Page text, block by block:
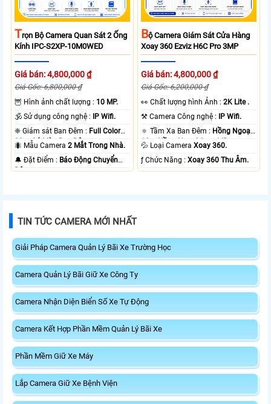
TRọn Bộ Camera Quan Sát 2 Ống
Kính IPC-S2XP-10M0WED
Giá bán: 4,800,000 ₫
Giá Gốc: 6,800,000 ₫
🦉 Hình ảnh chất lượng : 10 MP.
🕉️ Sử dụng công nghệ : IP Wifi.
❈ Giám sát Ban Đêm : Full Color
20m Có Màu Ban Ðêm.
🐜 Mẫu Camera2 Mắt Trong Nhà.
️🔔 Đặt Điểm : Báo Động Chuyển
Động.
BỘ Camera Giám Sát Cửa Hàng
Xoay 360 Ezviz H6C Pro 3MP
Giá bán: 4,800,000 ₫
Giá Gốc: 6,200,000 ₫
️👀 Chất lượng hình Ảnh :2K Lite .
⚒ Camera Công nghệ : IP Wifi.
🔅 Tầm Xa Ban Đêm : Hồng Ngoại
10m Hồng Ngoại Smart IR.
💦 Loại CameraXoay 360.
️ƒ Chức Năng :Xoay 360 Thu Âm.
TIN TỨC CAMERA MỚI NHẤT
Giải Pháp Camera Quản Lý Bãi Xe Trường Học
Camera Quản Lý Bãi Giữ Xe Công Ty
Camera Nhận Diện Biển Số Xe Tự Động
Camera Kết Hợp Phần Mềm Quản Lý Bãi Xe
Phần Mềm Giữ Xe Máy
Lắp Camera Giữ Xe Bệnh Viện